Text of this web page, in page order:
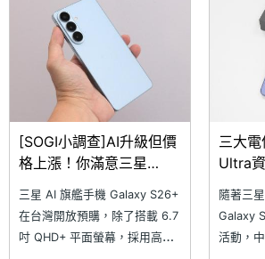
Galaxy S25 系列手機前往全台
三星智慧館，經判定符合機況標
台舊裝
可），
會 0 元
[SOGI小調查]AI升級但價
格上漲！你滿意三星
嗎？
三星 AI 旗艦手機 Galaxy S26+
在台灣開放預購，除了搭載 6.7
吋 QHD+ 平面螢幕，採用高通
三大
Ultra
隨著三
Galaxy
活動，